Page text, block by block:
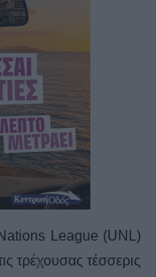
League (UNL)
τρέχουσας τέσσερις